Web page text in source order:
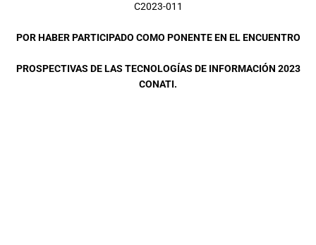
C2023-011
POR HABER PARTICIPADO COMO PONENTE EN EL ENCUENTRO
PROSPECTIVAS DE LAS TECNOLOGÍAS DE INFORMACIÓN 2023
CONATI.